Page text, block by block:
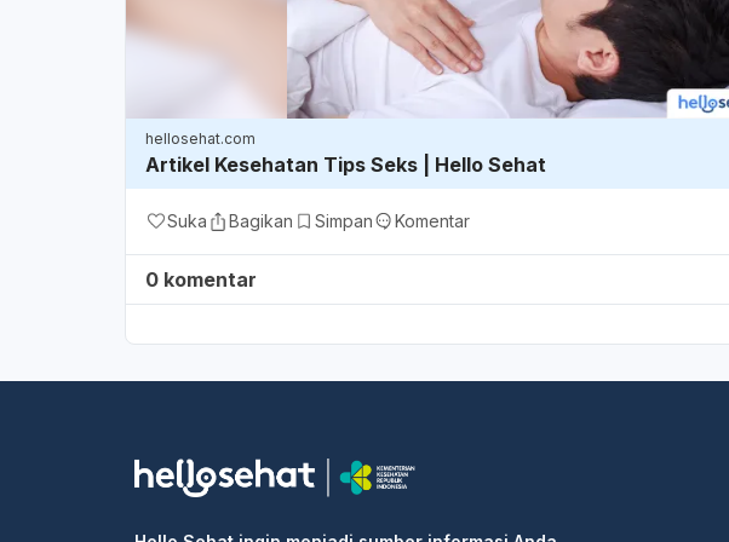
hellosehat.com
Artikel Kesehatan Tips Seks | Hello Sehat
Suka Bagikan Simpan Komentar
0 komentar